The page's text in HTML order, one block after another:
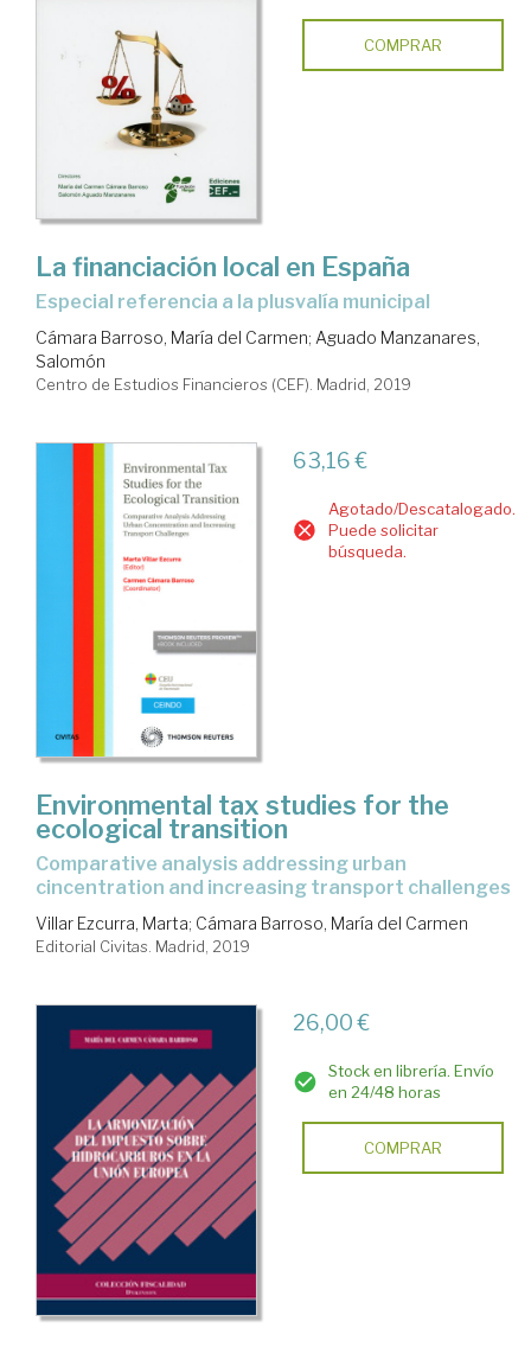
COMPRAR
La financiación local en España
especial referencia a la plusvalía municipal
Cámara Barroso, María del Carmen; Aguado Manzanares,
Salomón
Centro de Estudios Financieros (CEF). Madrid, 2019
63,16 €
Agotado/Descatalogado.
Puede solicitar
búsqueda.
Environmental tax studies for the
ecological transition
comparative analysis addressing urban
cincentration and increasing transport challenges
Villar Ezcurra, Marta; Cámara Barroso, María del Carmen
Editorial Civitas. Madrid, 2019
26,00 €
Stock en librería. Envío
en 24/48 horas
COMPRAR